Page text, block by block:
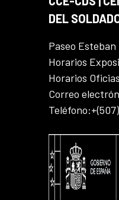
DEL
Paseo
Horarios
Horarios
Correo